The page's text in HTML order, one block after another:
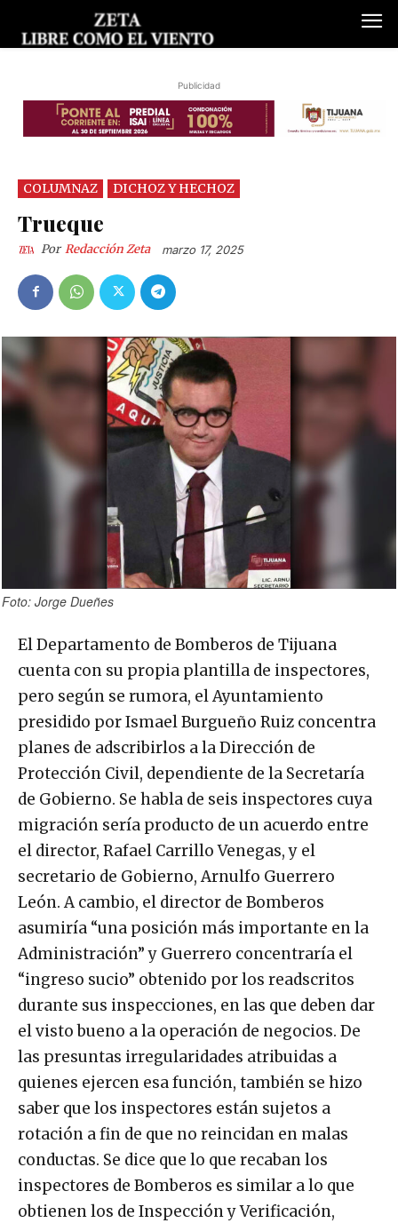
Publicidad
COLUMNAZ DICHOZ Y HECHOZ
Trueque
Por Redacción Zeta marzo 17, 2025
Foto: Jorge Dueñes
El Departamento de Bomberos de Tijuana
cuenta con su propia plantilla de inspectores,
pero según se rumora, el Ayuntamiento
presidido por Ismael Burgueño Ruiz concentra
planes de adscribirlos a la Dirección de
Protección Civil, dependiente de la Secretaría
de Gobierno. Se habla de seis inspectores cuya
migración sería producto de un acuerdo entre
el director, Rafael Carrillo Venegas, y el
secretario de Gobierno, Arnulfo Guerrero
León. A cambio, el director de Bomberos
asumiría “una posición más importante en la
Administración” y Guerrero concentraría el
“ingreso sucio” obtenido por los readscritos
durante sus inspecciones, en las que deben dar
el visto bueno a la operación de negocios. De
las presuntas irregularidades atribuidas a
quienes ejercen esa función, también se hizo
saber que los inspectores están sujetos a
rotación a fin de que no reincidan en malas
conductas. Se dice que lo que recaban los
inspectores de Bomberos es similar a lo que
obtienen los de Inspección y Verificación,